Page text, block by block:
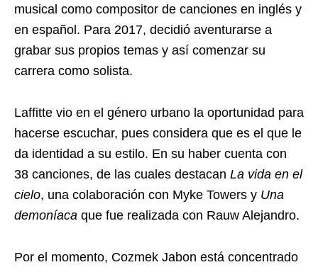
musical como compositor de canciones en inglés y
en español. Para 2017, decidió aventurarse a
grabar sus propios temas y así comenzar su
carrera como solista.
Laffitte vio en el género urbano la oportunidad para
hacerse escuchar, pues considera que es el que le
da identidad a su estilo. En su haber cuenta con
38 canciones, de las cuales destacan La vida en el
cielo, una colaboración con Myke Towers y Una
demoníaca que fue realizada con Rauw Alejandro.
Por el momento, Cozmek Jabon está concentrado